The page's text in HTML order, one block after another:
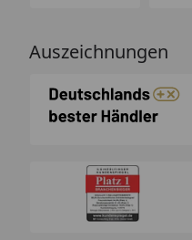
Auszeichnungen